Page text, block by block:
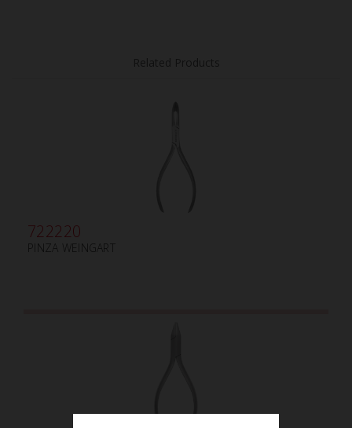
722220
PINZA WEINGART